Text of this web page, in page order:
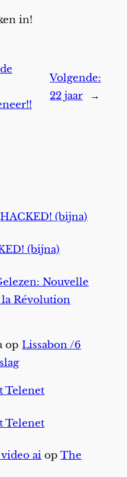
in!
Volgende:
22 jaar
→
HACKED! (bijna)
(bijna)
Nouvelle
Révolution
opLissabon /6
Telenet
Telenet
ai opThe